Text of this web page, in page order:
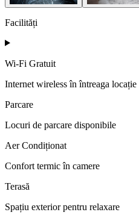
Facilități
Wi-Fi Gratuit
Internet wireless în întreaga locație
Parcare
Locuri de parcare disponibile
Aer Condiționat
Confort termic în camere
Terasă
Spațiu exterior pentru relaxare